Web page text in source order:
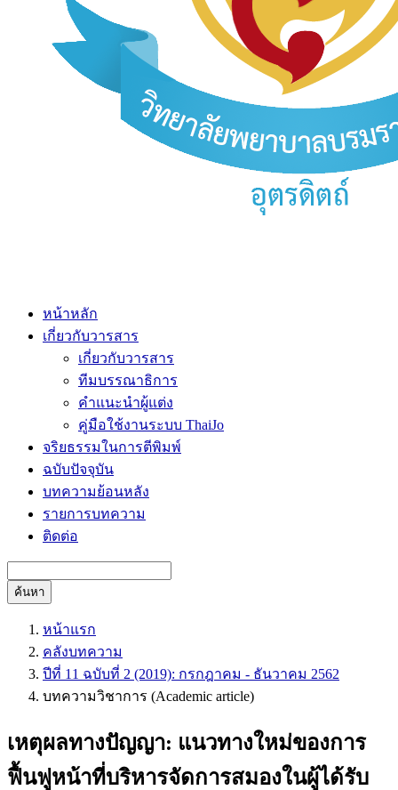
หน้าหลัก
เกี่ยวกับวารสาร
เกี่ยวกับวารสาร
ทีมบรรณาธิการ
คำแนะนำผู้แต่ง
คู่มือใช้งานระบบ ThaiJo
จริยธรรมในการตีพิมพ์
ฉบับปัจจุบัน
บทความย้อนหลัง
รายการบทความ
ติดต่อ
ค้นหา
หน้าแรก
คลังบทความ
ปีที่ 11 ฉบับที่ 2 (2019): กรกฎาคม - ธันวาคม 2562
บทความวิชาการ (Academic article)
เหตุผลทางปัญญา: แนวทางใหม่ของการ
ฟื้นฟูหน้าที่บริหารจัดการสมองในผู้ได้รับ